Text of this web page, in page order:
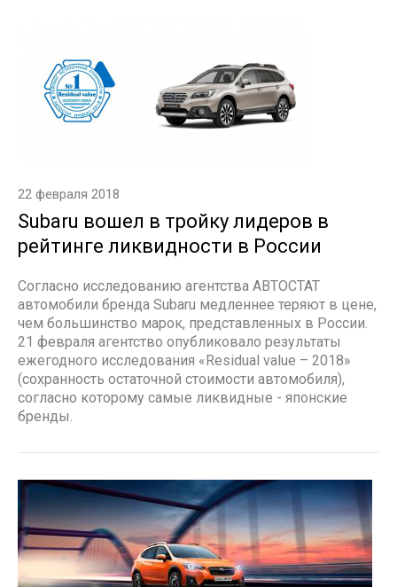
22 февраля 2018
Subaru вошел в тройку лидеров в
рейтинге ликвидности в России
Согласно исследованию агентства АВТОСТАТ
автомобили бренда Subaru медленнее теряют в цене,
чем большинство марок, представленных в России.
21 февраля агентство опубликовало результаты
ежегодного исследования «Residual value – 2018»
(сохранность остаточной стоимости автомобиля),
согласно которому самые ликвидные - японские
бренды.